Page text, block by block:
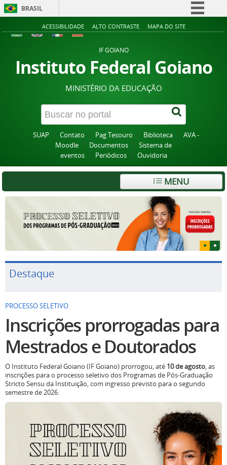
BRASIL
Simplifique!
Acesso à informação
Legislação
Canais
ACESSIBILIDADE ALTO CONTRASTE MAPA DO SITE
IF GOIANO
Instituto Federal Goiano
MINISTÉRIO DA EDUCAÇÃO
SUAP Contato Pag Tesouro Biblioteca
AVA -
Moodle
Documentos
Sistema de
eventos
Periódicos Ouvidoria
MENU
Destaque
PROCESSO SELETIVO
Inscrições prorrogadas para
Mestrados e Doutorados
O Instituto Federal Goiano (IF Goiano) prorrogou, até 10 de agosto, as
inscrições para o processo seletivo dos Programas de Pós-Graduação
Stricto Sensu da Instituição, com ingresso previsto para o segundo
semestre de 2026.